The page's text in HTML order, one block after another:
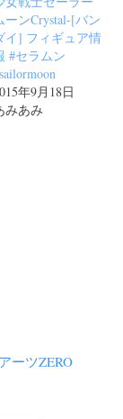
ーンCrystal-[バン
イ] フィギュア情
#セラムン
年9月18日
みあみ
ーツZERO